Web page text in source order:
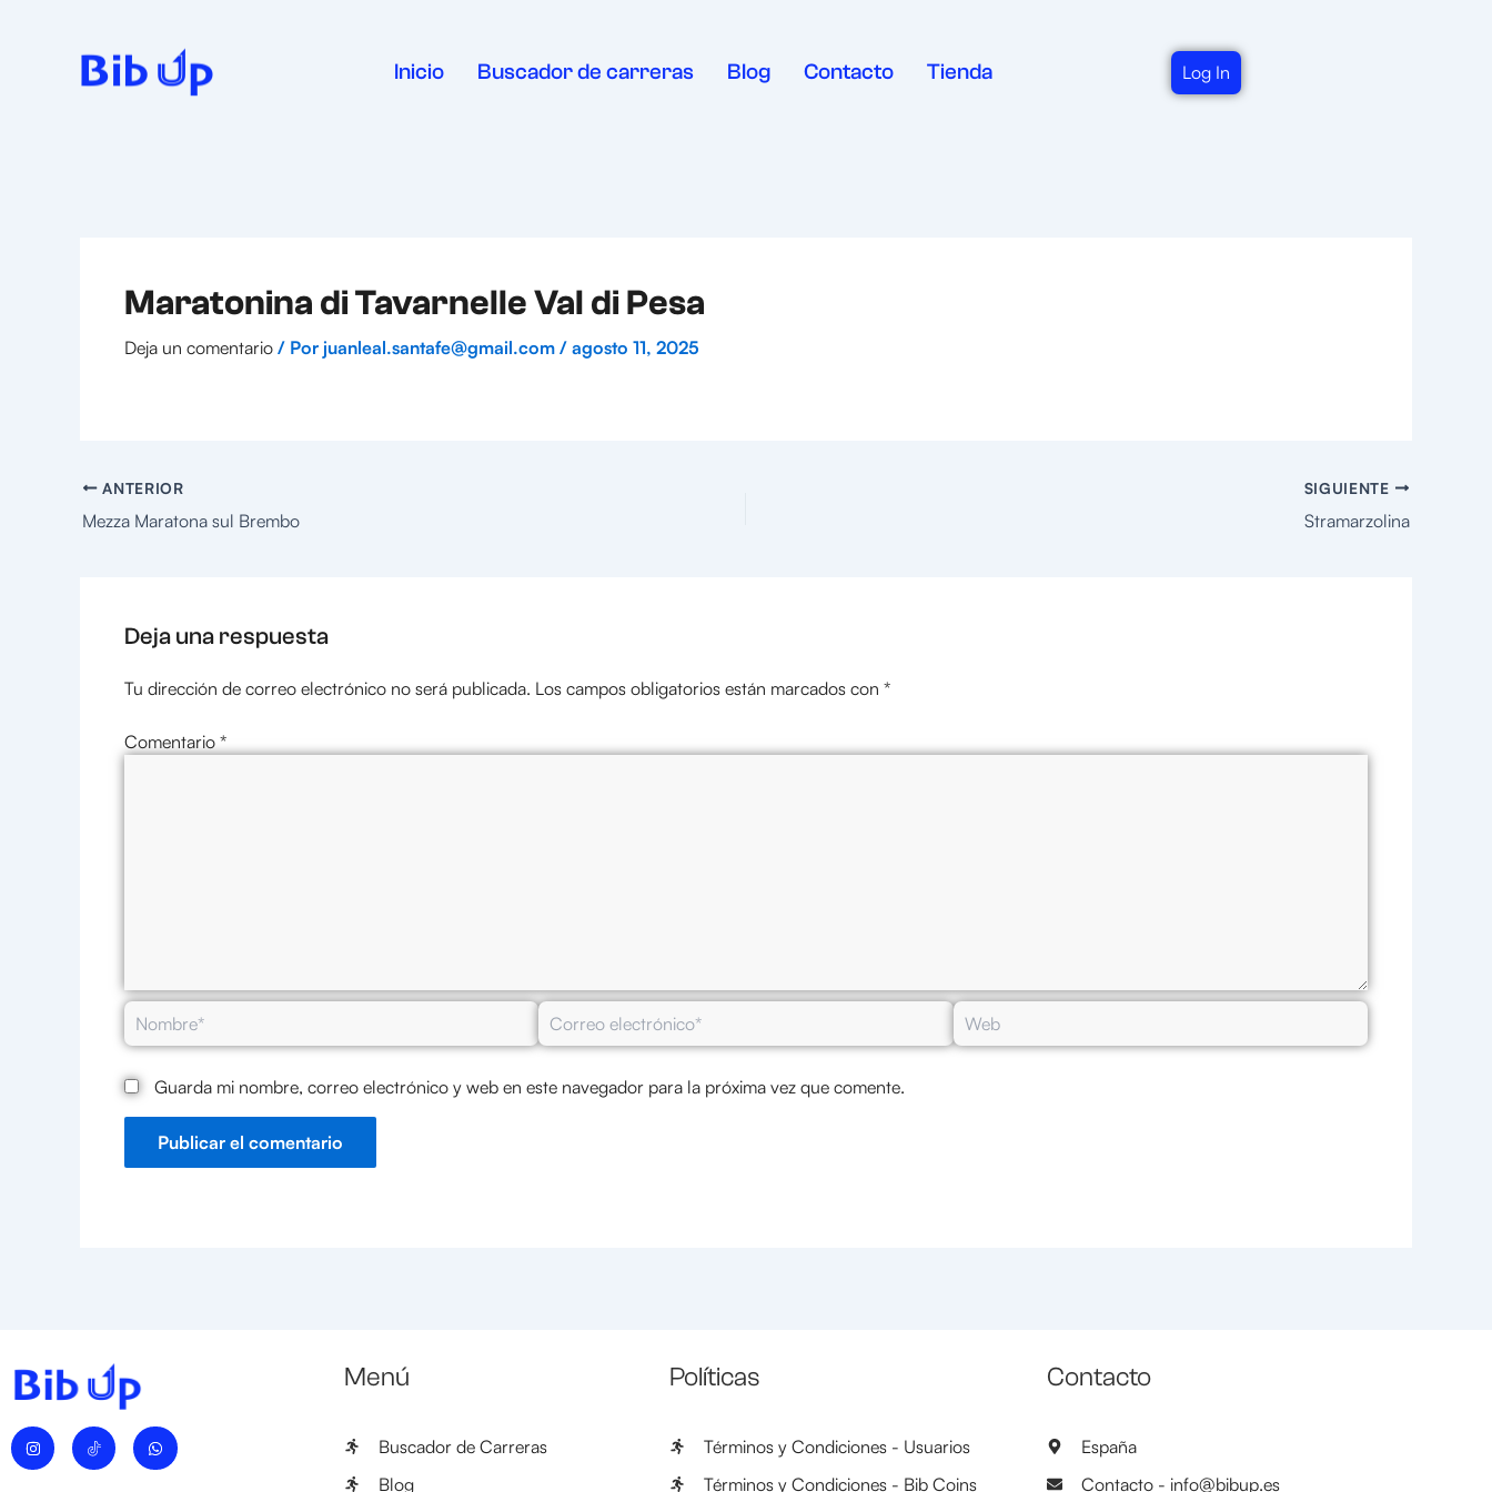
Inicio Buscador de carreras Blog Contacto Tienda Log In
Maratonina di Tavarnelle Val di Pesa
Deja un comentario / Por juanleal.santafe@gmail.com / agosto 11, 2025
ANTERIOR
Mezza Maratona sul Brembo
SIGUIENTE
Stramarzolina
Deja una respuesta
Tu dirección de correo electrónico no será publicada. Los campos obligatorios están marcados con *
Comentario *
Nombre*
Correo
electrónico*
Web
Guarda mi nombre, correo electrónico y web en este navegador para la próxima vez que comente.
I
n
W
h
Menú
Buscador de Carreras
Blog
Políticas
Términos y Condiciones - Usuarios
Términos y Condiciones - Bib Coins
Contacto
España
Contacto - info@bibup.es